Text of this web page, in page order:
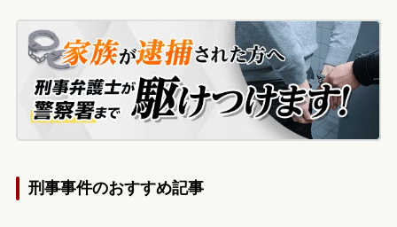
り調べに応じ、スマートフォンとパソコン
を押収されました。取り調べの際に、警察
官から別の盗撮事件についてほのめかされ
たことで、依頼者は以前の盗撮行為が発覚
する可能性が高いと考えました。このまま
では逮捕され、職を失うのではないかと強
く不安を感じ、今後の警察対応について相
刑事事件のおすすめ記事